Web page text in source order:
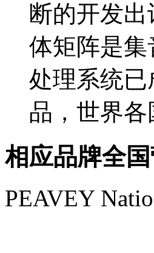
断的开发
体矩阵是
处理系统已
品，世界
相应品牌全
PEAVEY